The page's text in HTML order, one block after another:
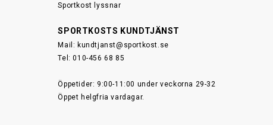
Sportkost lyssnar
SPORTKOSTS KUNDTJÄNST
Mail: kundtjanst@sportkost.se
Tel: 010-456 68 85
Öppetider: 9:00-11:00 under veckorna 29-32
Öppet helgfria vardagar.